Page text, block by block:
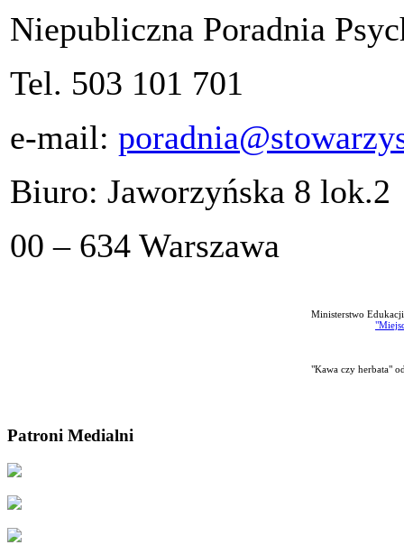
Niepubliczna Poradnia
Tel. 503 101 701
e-mail:
Biuro: Jaworzyńska 8 lok.2
00 – 634 Warszawa
Ministerstwo
"Kawa czy herbata"
Patroni Medialni